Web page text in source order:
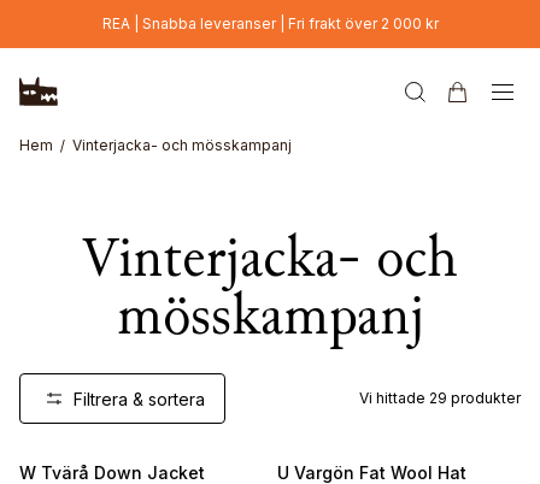
Hoppa till huvudinnehållREA | Snabba leveranser | Fri frakt över 2 000 kr
Hem Vinterjacka- och mösskampanj
Vinterjacka- och
mösskampanj
Filtrera & sortera Vi hittade 29 produkter
W Tvärå Down Jacket U Vargön Fat Wool Hat